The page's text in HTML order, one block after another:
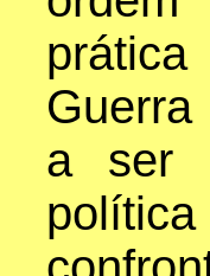
a ser